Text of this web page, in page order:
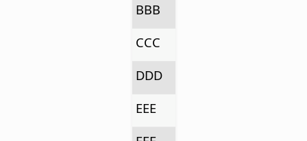
BBB
CCC
DDD
EEE